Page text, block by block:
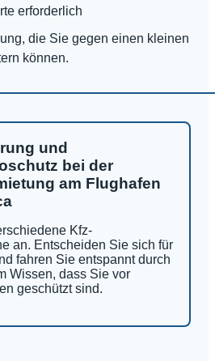
erforderlich
die Sie gegen einen kleinen
können.
und
bei der
am Flughafen
Kfz-
an. Entscheiden Sie sich für
fahren Sie entspannt durch
Wissen, dass Sie vor
geschützt sind.